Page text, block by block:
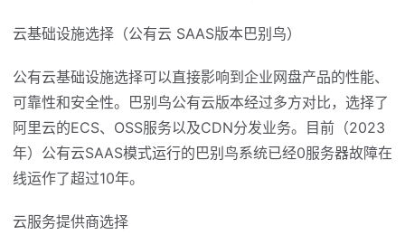
云基础设施选择（公有云 SAAS版本巴别鸟）
公有云基础设施选择可以直接影响到企业网盘产品的性能、
可靠性和安全性。巴别鸟公有云版本经过多方对比，选择了
阿里云的ECS、OSS服务以及CDN分发业务。目前（2023
年）公有云SAAS模式运行的巴别鸟系统已经0服务器故障在
线运作了超过10年。
云服务提供商选择